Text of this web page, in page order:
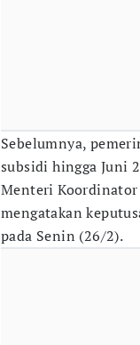
Sebelumnya,
subsidi hingga Juni
Menteri
mengatakan
pada Senin (26/2).